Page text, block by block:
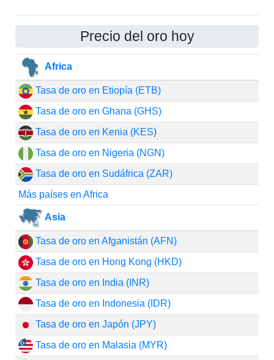
Precio del oro hoy
Africa
Tasa de oro en Etiopía (ETB)
Tasa de oro en Ghana (GHS)
Tasa de oro en Kenia (KES)
Tasa de oro en Nigeria (NGN)
Tasa de oro en Sudáfrica (ZAR)
Más países en Africa
Asia
Tasa de oro en Afganistán (AFN)
Tasa de oro en Hong Kong (HKD)
Tasa de oro en India (INR)
Tasa de oro en Indonesia (IDR)
Tasa de oro en Japón (JPY)
Tasa de oro en Malasia (MYR)